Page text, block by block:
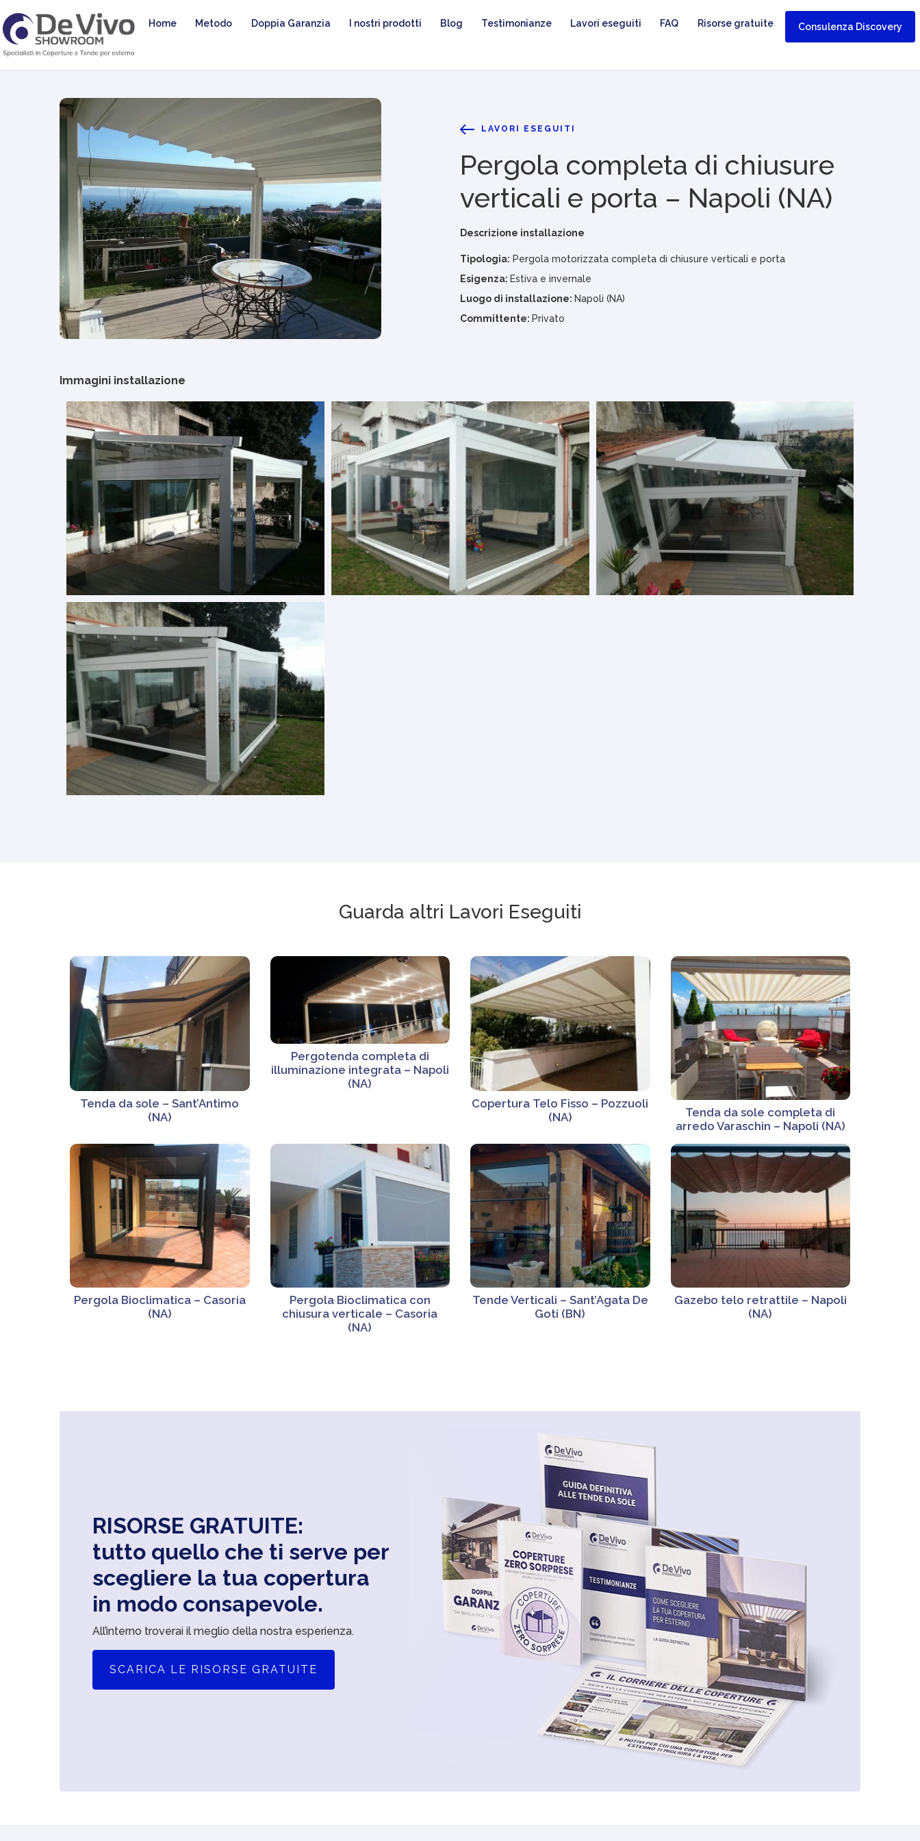
Home Metodo Doppia Garanzia I nostri prodotti Blog Testimonianze Lavori eseguiti FAQ Risorse gratuite Consulenza Discovery
LAVORI ESEGUITI
Pergola completa di chiusure
verticali e porta – Napoli (NA)
Descrizione installazione
Tipologia: Pergola motorizzata completa di chiusure verticali e porta
Esigenza: Estiva e invernale
Luogo di installazione: Napoli (NA)
Committente: Privato
Immagini installazione
Guarda altri Lavori Eseguiti
Tenda da sole – Sant’Antimo
(NA)
Pergotenda completa di
illuminazione integrata – Napoli
(NA)
Copertura Telo Fisso – Pozzuoli
(NA)
Tenda da sole completa di
arredo Varaschin – Napoli (NA)
Pergola Bioclimatica – Casoria
(NA)
Pergola Bioclimatica con
chiusura verticale – Casoria
(NA)
Tende Verticali – Sant’Agata De
Goti (BN)
Gazebo telo retrattile – Napoli
(NA)
RISORSE GRATUITE:
tutto quello che ti serve per
scegliere la tua copertura
in modo consapevole.
All’interno troverai il meglio della nostra esperienza.
SCARICA LE RISORSE GRATUITE